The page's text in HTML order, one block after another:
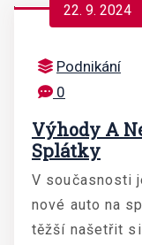
22. 9. 2024
Podnikání
0
Výhody A
Splátky
V současnosti
nové auto na
těžší našetřit